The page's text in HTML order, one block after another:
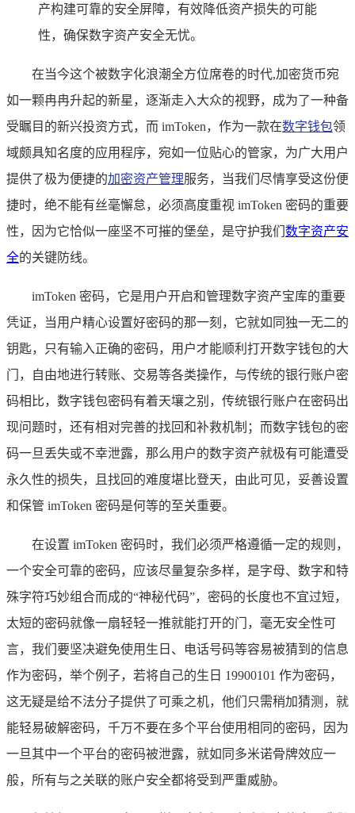
产构建可靠的安全屏障，有效降低资产损失的可能
性，确保数字资产安全无忧。
在当今这个被数字化浪潮全方位席卷的时代,加密货币宛
如一颗冉冉升起的新星，逐渐走入大众的视野，成为了一种备
受瞩目的新兴投资方式，而 imToken，作为一款在数字钱包领
域颇具知名度的应用程序，宛如一位贴心的管家，为广大用户
提供了极为便捷的加密资产管理服务，当我们尽情享受这份便
捷时，绝不能有丝毫懈怠，必须高度重视 imToken 密码的重要
性，因为它恰似一座坚不可摧的堡垒，是守护我们 数字资产安
全的关键防线。
imToken 密码，它是用户开启和管理数字资产宝库的重要
凭证，当用户精心设置好密码的那一刻，它就如同独一无二的
钥匙，只有输入正确的密码，用户才能顺利打开数字钱包的大
门，自由地进行转账、交易等各类操作，与传统的银行账户密
码相比，数字钱包密码有着天壤之别，传统银行账户在密码出
现问题时，还有相对完善的找回和补救机制；而数字钱包的密
码一旦丢失或不幸泄露，那么用户的数字资产就极有可能遭受
永久性的损失，且找回的难度堪比登天，由此可见，妥善设置
和保管 imToken 密码是何等的至关重要。
在设置 imToken 密码时，我们必须严格遵循一定的规则，
一个安全可靠的密码，应该尽量复杂多样，是字母、数字和特
殊字符巧妙组合而成的“神秘代码”，密码的长度也不宜过短，
太短的密码就像一扇轻轻一推就能打开的门，毫无安全性可
言，我们要坚决避免使用生日、电话号码等容易被猜到的信息
作为密码，举个例子，若将自己的生日 19900101 作为密码，
这无疑是给不法分子提供了可乘之机，他们只需稍加猜测，就
能轻易破解密码，千万不要在多个平台使用相同的密码，因为
一旦其中一个平台的密码被泄露，就如同多米诺骨牌效应一
般，所有与之关联的账户安全都将受到严重威胁。